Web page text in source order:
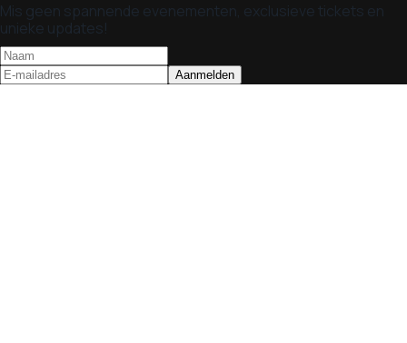
Mis geen spannende evenementen, exclusieve tickets en
unieke updates!